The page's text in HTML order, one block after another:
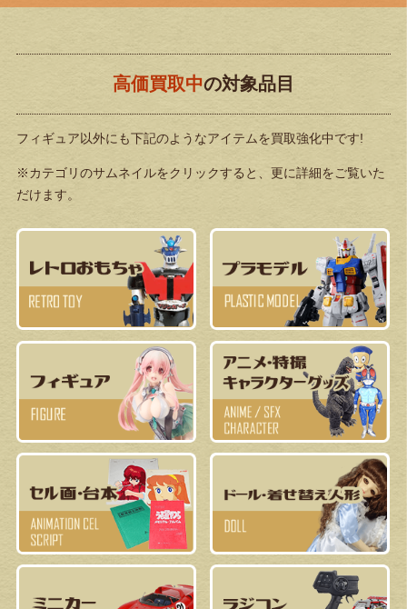
高価買取中の対象品目
フィギュア以外にも下記のようなアイテムを買取強化中です!
※カテゴリのサムネイルをクリックすると、更に詳細をご覧いた
だけます。